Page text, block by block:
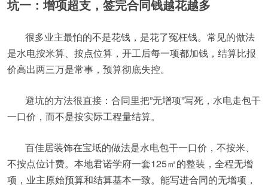
坑一：增项超支，签完合同钱越花越多
很多业主最怕的不是花钱，是花了冤枉钱。常见的做法
是水电按米算、按点位算，开工后每一项都加钱，结算比报
价高出两三万是常事，预算彻底失控。
避坑的方法很直接：合同里把”无增项”写死，水电走包干
一口价，而不是按实际工程量结算。
百佳居装饰在宝坻的做法是水电包干一口价，不按米、
不按点位计费。本地君诺学府一套125㎡的整装，全程无增
项，业主原始预算和结算基本一致。能写进合同的无增项，